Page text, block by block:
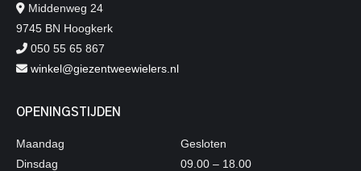
Middenweg 24
9745 BN Hoogkerk
050 55 65 867
winkel@giezentweewielers.nl
OPENINGSTIJDEN
Maandag
Dinsdag
Gesloten
09.00 – 18.00